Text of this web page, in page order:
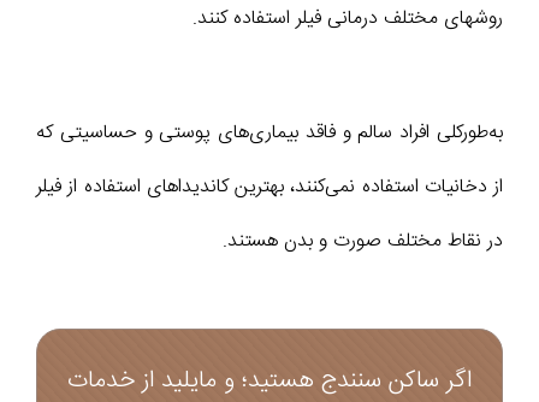
روشهای مختلف درمانی فیلر استفاده کنند.
به‌طورکلی افراد سالم و فاقد بیماری‌های پوستی و حساسیتی که
از دخانیات استفاده نمی‌کنند، بهترین کاندیدا‌های استفاده از فیلر
در نقاط مختلف صورت و بدن هستند.
اگر ساکن سنندج هستید؛ و مایلید از خدمات